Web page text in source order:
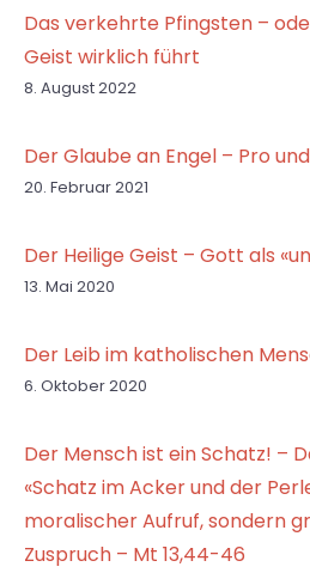
Das verkehrte Pfingsten –
Geist wirklich führt
8. August 2022
Der Glaube an Engel – Pro
20. Februar 2021
Der Heilige Geist – Gott als
13. Mai 2020
Der Leib im katholischen
6. Oktober 2020
Der Mensch ist ein Schatz! –
«Schatz im Acker und der
moralischer Aufruf, sondern
Zuspruch – Mt 13,44-46